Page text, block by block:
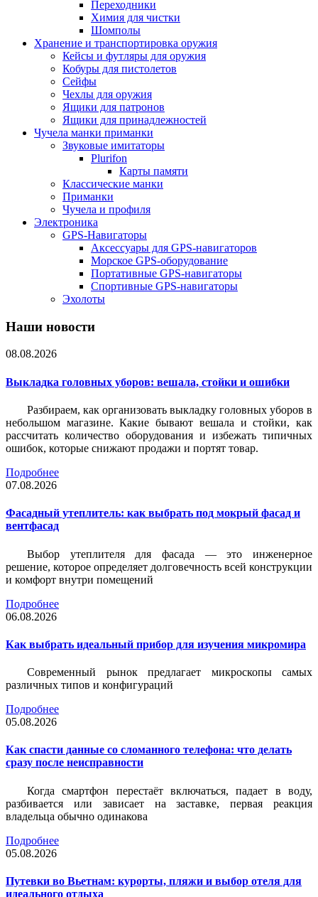
Переходники
Химия для чистки
Шомполы
Хранение и транспортировка оружия
Кейсы и футляры для оружия
Кобуры для пистолетов
Сейфы
Чехлы для оружия
Ящики для патронов
Ящики для принадлежностей
Чучела манки приманки
Звуковые имитаторы
Plurifon
Карты памяти
Классические манки
Приманки
Чучела и профиля
Электроника
GPS-Навигаторы
Аксессуары для GPS-навигаторов
Морское GPS-оборудование
Портативные GPS-навигаторы
Спортивные GPS-навигаторы
Эхолоты
Наши новости
08.08.2026
Выкладка головных уборов: вешала, стойки и ошибки
Разбираем, как организовать выкладку головных уборов в
небольшом магазине. Какие бывают вешала и стойки, как
рассчитать количество оборудования и избежать типичных
ошибок, которые снижают продажи и портят товар.
Подробнее
07.08.2026
Фасадный утеплитель: как выбрать под мокрый фасад и
вентфасад
Выбор утеплителя для фасада — это инженерное
решение, которое определяет долговечность всей конструкции
и комфорт внутри помещений
Подробнее
06.08.2026
Как выбрать идеальный прибор для изучения микромира
Современный рынок предлагает микроскопы самых
различных типов и конфигураций
Подробнее
05.08.2026
Как спасти данные со сломанного телефона: что делать
сразу после неисправности
Когда смартфон перестаёт включаться, падает в воду,
разбивается или зависает на заставке, первая реакция
владельца обычно одинакова
Подробнее
05.08.2026
Путевки во Вьетнам: курорты, пляжи и выбор отеля для
идеального отдыха